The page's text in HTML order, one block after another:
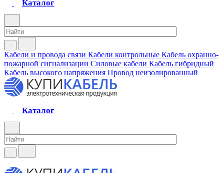
Каталог
Кабели и провода связи Кабели контрольные Кабель охранно-
пожарной сигнализации Силовые кабели Кабель гибридный
Кабель высокого напряжения Провод неизолированный
Каталог